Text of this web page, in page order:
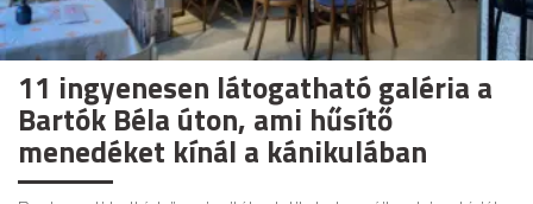
11 ingyenesen látogatható galéria a
Bartók Béla úton, ami hűsítő
menedéket kínál a kánikulában